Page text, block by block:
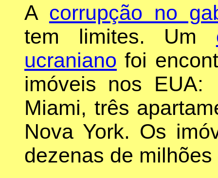
A corrupção no
tem limites. Um
ucraniano foi
imóveis nos
Miami, três
Nova York. Os
dezenas de